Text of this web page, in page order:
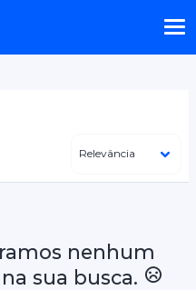
nenhum
sua busca.